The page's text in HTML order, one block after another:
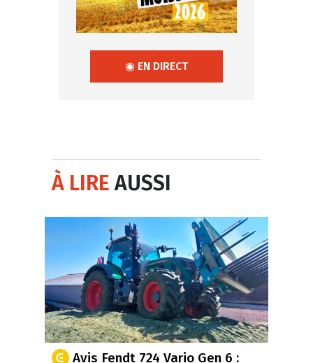
◉ EN DIRECT
À LIREAUSSI
Avis Fendt 724 Vario Gen 6 :